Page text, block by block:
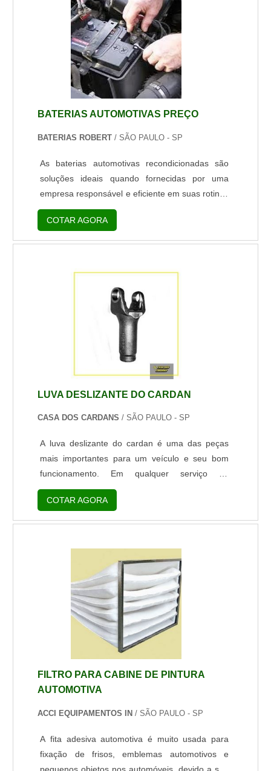
eletrônico em todo o processo. Partida gradativa
e automática ao ligar ou conectar a bateria.
Completa 10...
BATERIAS AUTOMOTIVAS PREÇO
BATERIAS ROBERT / SÃO PAULO - SP
As baterias automotivas recondicionadas são
soluções ideais quando fornecidas por uma
empresa responsável e eficiente em suas rotinas
de manutenção e recuperação. As baterias
recondicionadas funcionam de modo a produzir
correntes de energia elétrica em decorrência das
dessa maneira, são essenciais para acionar
como para dar partida em um carro, acio...
COTAR AGORA
LUVA DESLIZANTE DO CARDAN
CASA DOS CARDANS / SÃO PAULO - SP
A luva deslizante do cardan é uma das peças
mais importantes para um veículo e seu bom
funcionamento. Em qualquer serviço de
manutenção e reparo de veículos, muitas vezes
se faz necessária a substituição dessa peça,
pois qualquer problema relacionado a este
paralisado no meio da rua, sem funcionamento.
Essa peça é muito importante pelo fato de ser
responsável por transmitir a energia gerada pelo
motor dire...
COTAR AGORA
FILTRO PARA CABINE DE PINTURA
AUTOMOTIVA
ACCI EQUIPAMENTOS IN / SÃO PAULO - SP
A fita adesiva automotiva é muito usada para
fixação de frisos, emblemas automotivos e
pequenos objetos nos automóveis, devido a sua